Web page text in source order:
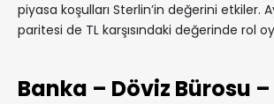
piyasa koşulları Sterlin’in değerini etkiler.
paritesi de TL karşısındaki değerinde rol
Banka – Döviz Bürosu